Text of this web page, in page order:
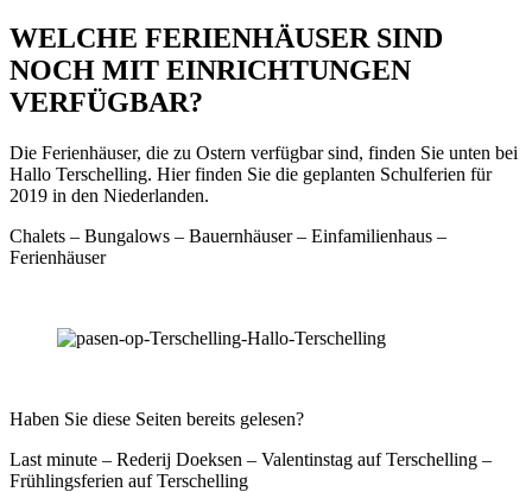
WELCHE FERIENHÄUSER SIND
NOCH MIT EINRICHTUNGEN
VERFÜGBAR?
Die Ferienhäuser, die zu Ostern verfügbar sind, finden Sie unten bei
Hallo Terschelling. Hier finden Sie die geplanten Schulferien für
2019 in den Niederlanden.
Chalets – Bungalows – Bauernhäuser – Einfamilienhaus –
Ferienhäuser
Haben Sie diese Seiten bereits gelesen?
Last minute – Rederij Doeksen – Valentinstag auf Terschelling –
Frühlingsferien auf Terschelling